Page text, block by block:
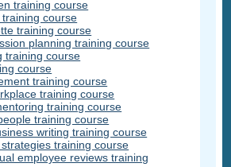
training course
course
training course
planning training course
training course
course
training course
training course
training course
training course
writing training course
training course
employee reviews training